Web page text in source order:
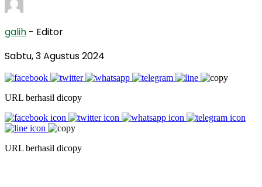
galih - Editor
Sabtu, 3 Agustus 2024
URL berhasil dicopy
URL berhasil dicopy